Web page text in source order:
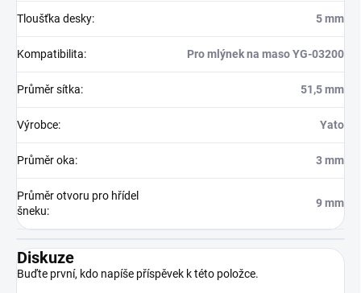
Tloušťka desky: 5 mm
Kompatibilita: Pro mlýnek na maso YG-03200
Průměr sítka: 51,5 mm
Výrobce: Yato
Průměr oka: 3 mm
Průměr otvoru pro hřídel
šneku:
9 mm
Diskuze
Buďte první, kdo napíše příspěvek k této položce.